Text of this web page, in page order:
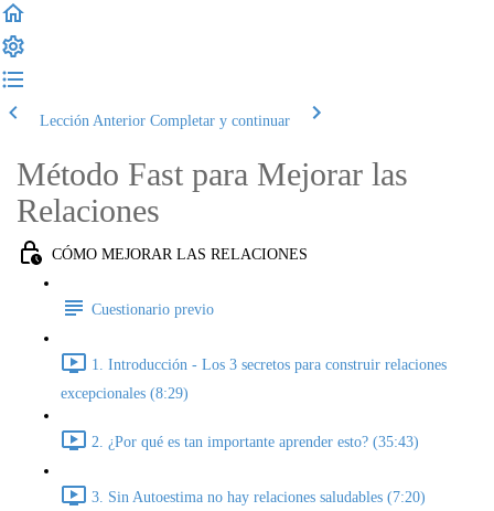
Lección Anterior Completar y continuar
Método Fast para Mejorar las
Relaciones
CÓMO MEJORAR LAS RELACIONES
Cuestionario previo
1. Introducción - Los 3 secretos para construir relaciones
excepcionales (8:29)
2. ¿Por qué es tan importante aprender esto? (35:43)
3. Sin Autoestima no hay relaciones saludables (7:20)